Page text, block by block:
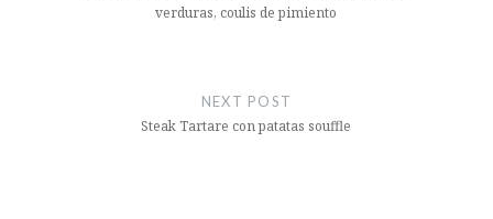
verduras, coulis de pimiento
NEXT POST
Steak Tartare con patatas souffle